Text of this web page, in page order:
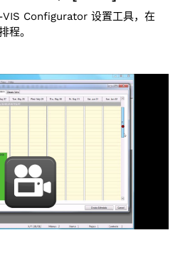
Configurator 设置工具，在
程。